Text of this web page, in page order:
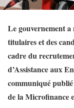
Le gouvernement
titulaires et des
cadre du
d’Assistance aux
communiqué
de la Microfinance